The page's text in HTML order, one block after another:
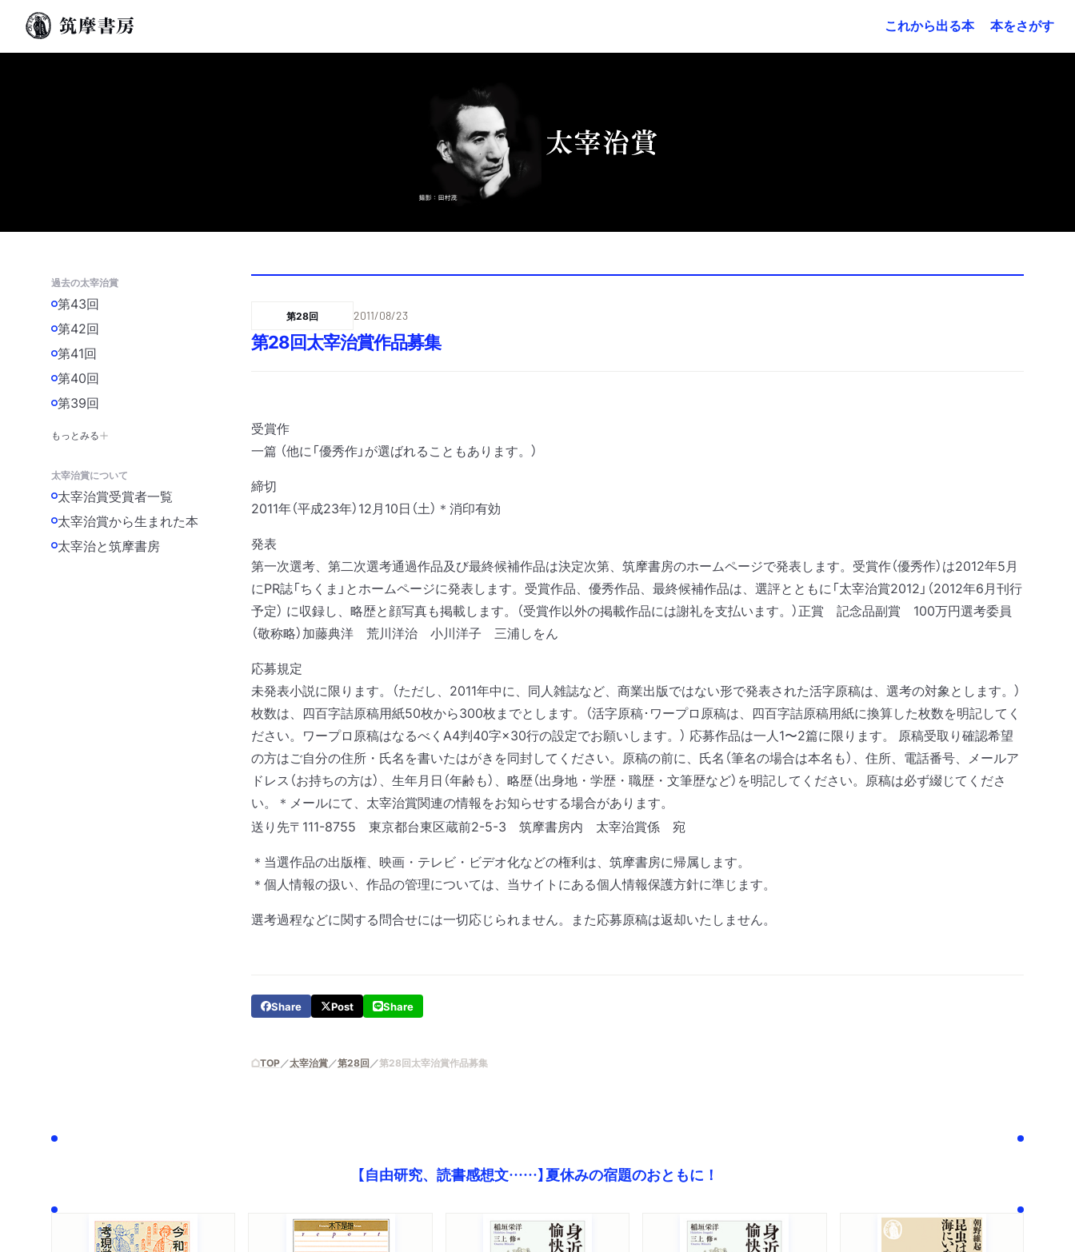
これから出る本 本をさがす
過去の太宰治賞
第43回
第42回
第41回
第40回
第39回
もっとみる
太宰治賞について
太宰治賞受賞者一覧
太宰治賞から生まれた本
太宰治と筑摩書房
第28回 2011/08/23
第28回太宰治賞作品募集
受賞作
一篇 （他に「優秀作」が選ばれることもあります。）
締切
2011年（平成23年）12月10日（土）＊消印有効
発表
第一次選考、第二次選考通過作品及び最終候補作品は決定次第、筑摩書房のホームページで発表します。 受賞作（優秀作）は2012年5月
にPR誌「ちくま」とホームページに発表します。 受賞作品、優秀作品、最終候補作品は、選評とともに「太宰治賞2012」（2012年6月刊行
予定） に収録し、略歴と顔写真も掲載します。（受賞作以外の掲載作品には謝礼を支払います。）正賞 記念品副賞 100万円選考委員
（敬称略）加藤典洋 荒川洋治 小川洋子 三浦しをん
応募規定
未発表小説に限ります。（ただし、2011年中に、同人雑誌など、商業出版ではない形で発表された活字原稿は、選考の対象とします。）
枚数は、四百字詰原稿用紙50枚から300枚までとします。（活字原稿･ワープロ原稿は、四百字詰原稿用紙に換算した枚数を明記してく
ださい。ワープロ原稿はなるべくA4判40字×30行の設定でお願いします。） 応募作品は一人1〜2篇に限ります。 原稿受取り確認希望
の方はご自分の住所・氏名を書いたはがきを同封してください。 原稿の前に、氏名（筆名の場合は本名も）、住所、電話番号、メールア
ドレス（お持ちの方は）、生年月日（年齢も）、略歴（出身地・学歴・職歴・文筆歴など）を明記してください。原稿は必ず綴じてくださ
い。
＊メールにて、太宰治賞関連の情報をお知らせする場合があります。
送り先〒111-8755 東京都台東区蔵前2-5-3 筑摩書房内 太宰治賞係 宛
＊当選作品の出版権、映画・テレビ・ビデオ化などの権利は、筑摩書房に帰属します。
＊個人情報の扱い、作品の管理については、当サイトにある個人情報保護方針に準じます。
選考過程などに関する問合せには一切応じられません。また応募原稿は返却いたしません。
Share Post Share
TOP 太宰治賞 第28回 第28回太宰治賞作品募集
【自由研究、読書感想文……】夏休みの宿題のおともに！